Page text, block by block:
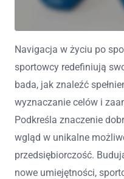
Navigacja w życiu po
sportowcy redefiniują
bada, jak znaleźć
wyznaczanie celów i
Podkreśla znaczenie
wgląd w unikalne
przedsiębiorczość.
nowe umiejętności,